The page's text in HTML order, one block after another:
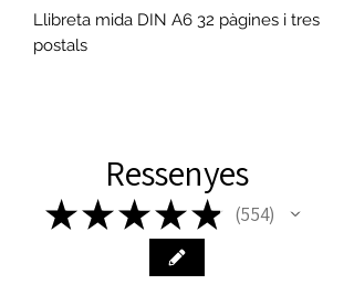
Llibreta mida DIN A6 32 pàgines i tres
postals
Ressenyes
★★★★★ 554
554